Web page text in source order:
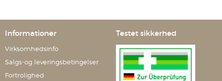
Informationer
Virksomhedsinfo
Salgs-og leveringsbetingelser
Fortrolighed
Testet sikkerhed